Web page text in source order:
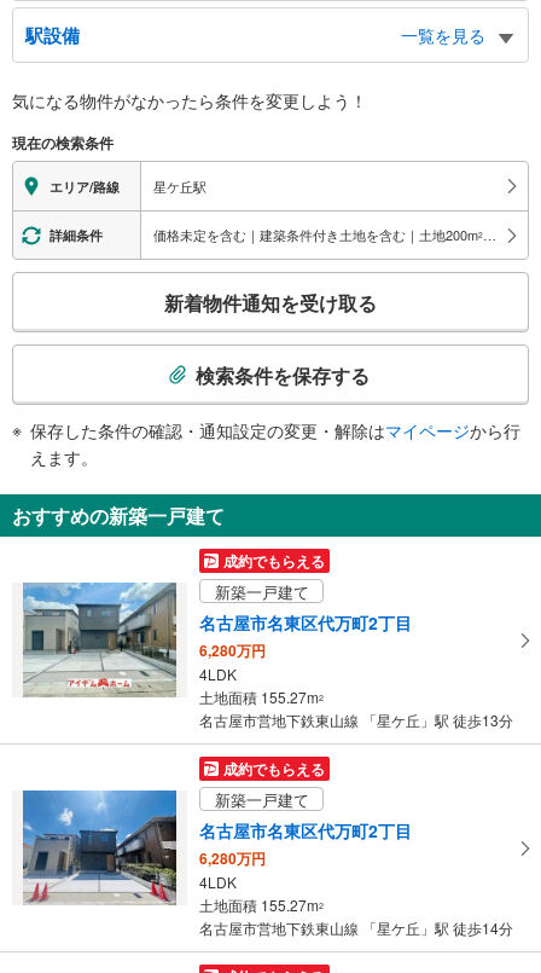
１出口
（利用時間 ６：００～２３：３０）、市バス ４番のりば（市バスターミナ
ル）、星が丘山手、田代町、井上町
２出口
公園、名鉄バスのりば、東名ハイウェイバスのりば、星が丘山手、田代町、井
上町
３出口
（利用時間 ６：００～２３：３０）、千種土木事務所、星丘郵便局、愛知淑
徳大学・大学院、愛知淑徳高等学校・中学校、井上ビル、星が丘山手、桜が
丘、田代町、井上町
（利用時間 ６：００～２３：３０）、星ヶ丘小学校、アーバンラフレ星ヶ
丘、星ヶ丘１丁目、名東本町
（利用時間 ６：００～２３：３０）、アーバンラフレ虹ヶ丘西、杉田病院、
星が丘元町、にじが丘１・２丁目、名東本通１～３丁目
６出口
ル、椙山女学園大学・大学院、タクシーのりば、星が丘元町
三越連絡通路
東山動植物園（星が丘門）、東山スカイタワー、三越、星が丘テラス、三菱Ｕ
ＦＪ銀行、星が丘元町
駅設備
一覧を見る
※段差なしでの移動経路
地上⇔改札⇔ホーム：○
エレベータ
・ホーム⇔西改札
・地上出口（２番出入口付近、市バスターミナル）
エスカレータ
《多機能トイレ》
・改札外（２番出口付近）
・各改札⇔２番出口手前
その他
気になる物件がなかったら条件を変更しよう！
現在の検索条件
エリア/路線 星ケ丘駅
詳細条件 価格未定を含む｜建築条件付き土地を含む｜土地200m2以上
検
知
を
け
取
る
・
条
を
イ
ペ
ー
ジ
に
存
新着物件通知を受け取る
検索条件を保存する
保存した条件の確認・通知設定の変更・解除はマイページから行
えます。
おすすめの新築一戸建て
成約でもらえる
新築一戸建て
名古屋市名東区代万町2丁目
6,280万円
4LDK
土地面積 155.27m2
名古屋市営地下鉄東山線 「星ケ丘」駅 徒歩13分
成約でもらえる
新築一戸建て
名古屋市名東区代万町2丁目
6,280万円
4LDK
土地面積 155.27m2
名古屋市営地下鉄東山線 「星ケ丘」駅 徒歩14分